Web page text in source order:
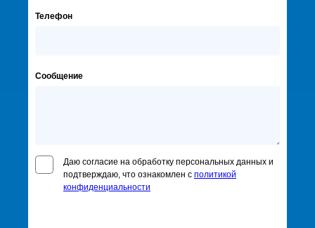
Телефон
Сообщение
Даю согласие на обработку персональных данных и
подтверждаю, что ознакомлен с политикой
конфиденциальности